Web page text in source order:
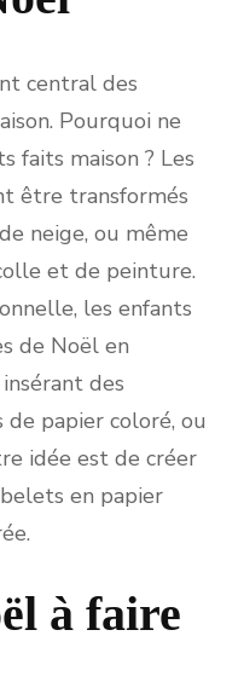
central des
Pourquoi ne
faits maison ? Les
être transformés
neige, ou même
et de peinture.
les enfants
de Noël en
des
papier coloré, ou
idée est de créer
en papier
à faire